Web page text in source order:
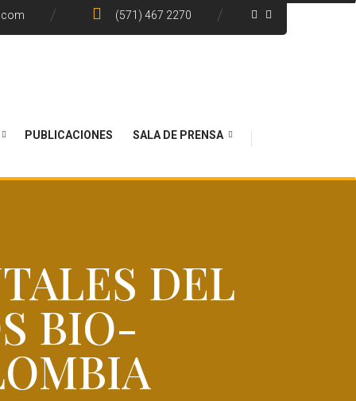
(571) 467 2270
PUBLICACIONES SALA DE PRENSA
DEL
BIO-